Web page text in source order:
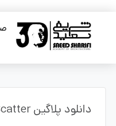
دانلود پلاگین MultiScatter